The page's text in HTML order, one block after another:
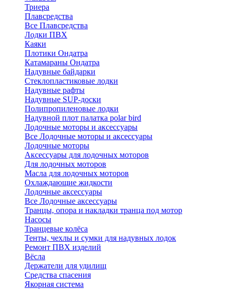
Триера
Плавсредства
Все Плавсредства
Лодки ПВХ
Каяки
Плотики Ондатра
Катамараны Ондатра
Надувные байдарки
Стеклопластиковые лодки
Надувные рафты
Надувные SUP-доски
Полипропиленовые лодки
Надувной плот палатка polar bird
Лодочные моторы и аксессуары
Все Лодочные моторы и аксессуары
Лодочные моторы
Аксессуары для лодочных моторов
Для лодочных моторов
Масла для лодочных моторов
Охлаждающие жидкости
Лодочные аксессуары
Все Лодочные аксессуары
Транцы, опора и накладки транца под мотор
Насосы
Транцевые колёса
Тенты, чехлы и сумки для надувных лодок
Ремонт ПВХ изделий
Вёсла
Держатели для удилищ
Средства спасения
Якорная система